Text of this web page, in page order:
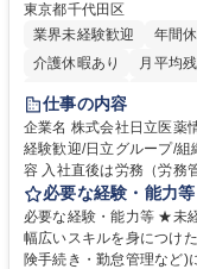
東京都千代田区
業界未経験歓迎
年間
介護休暇あり
月平均
住宅手当あり
育休あり
完全週休2日
仕事の内容
企業名 株式会社日立医薬情報ソリュー
経験歓迎/日立グループ/組織
容 入社直後は労務（労務
任せいたします。将来は
営を支えるゼネラリストをめざせます。 ・初
計算、社会保険対応、福
します。ご経験に応じて
必要な経験・能力等
必要な経験・能力等 ★未
幅広いスキルを身につけたい方におすす
険手続き・勤怠管理など